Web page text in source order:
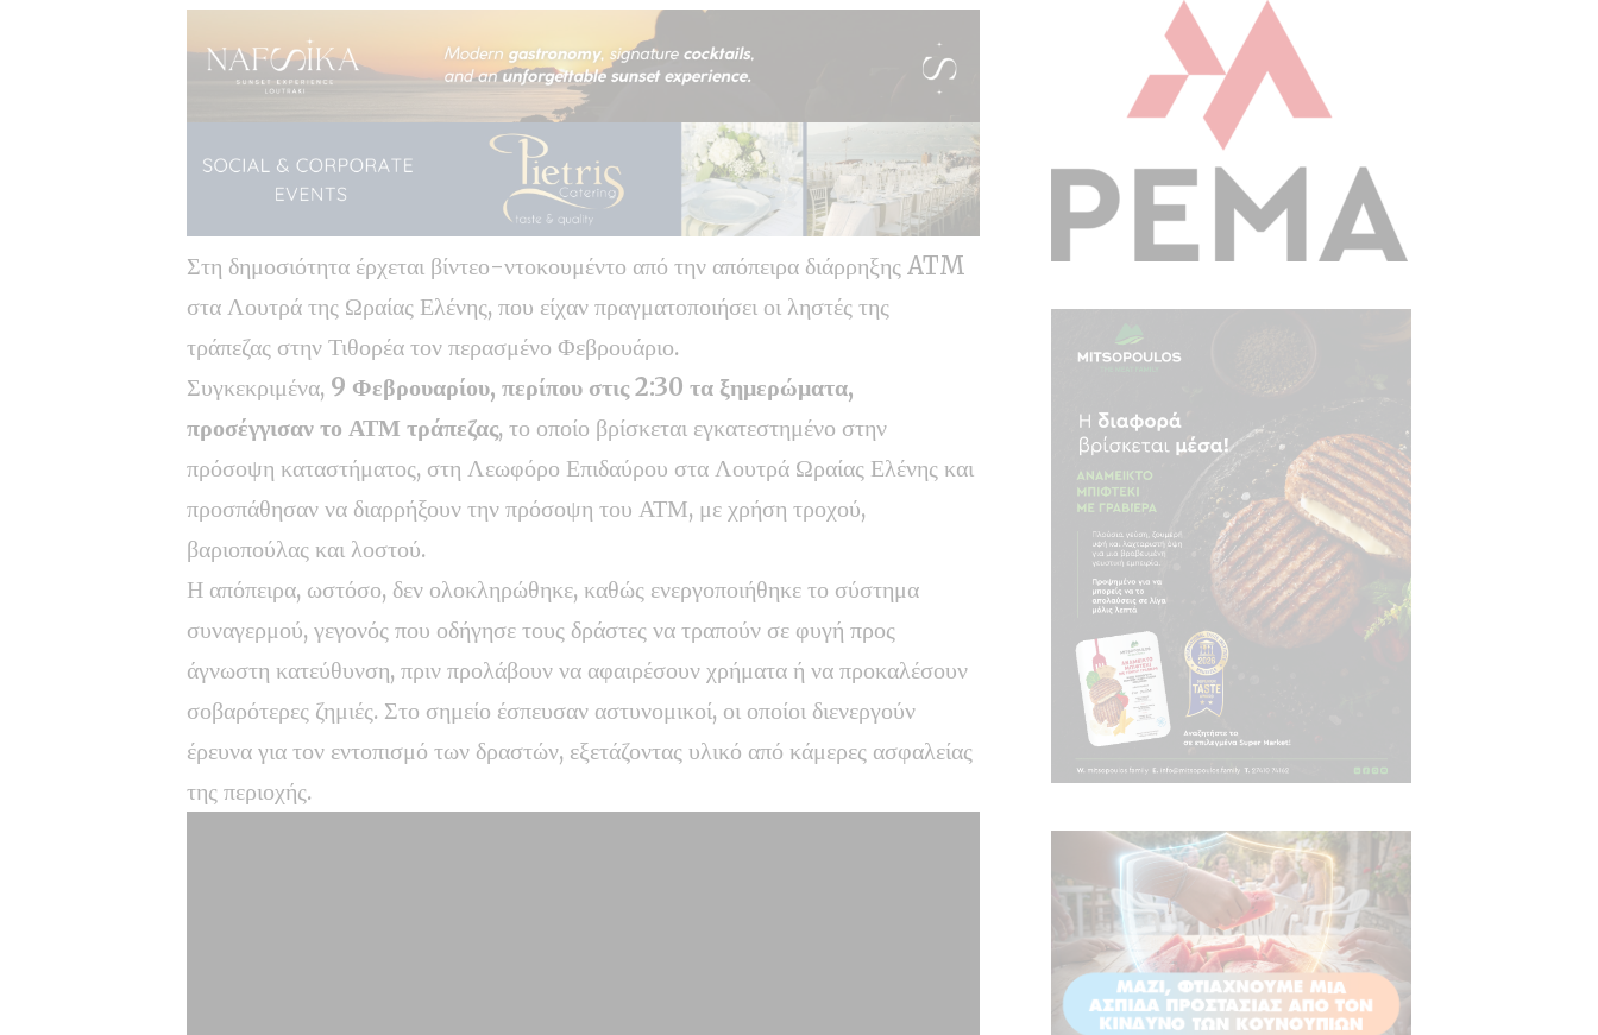
Στη δημοσιότητα έρχεται βίντεο-ντοκουμέντο από την απόπειρα διάρρηξης ATM
στα Λουτρά της Ωραίας Ελένης, που είχαν πραγματοποιήσει οι ληστές της
τράπεζας στην Τιθορέα τον περασμένο Φεβρουάριο.
Συγκεκριμένα, 9 Φεβρουαρίου, περίπου στις 2:30 τα ξημερώματα,
προσέγγισαν το ΑΤΜ τράπεζας, το οποίο βρίσκεται εγκατεστημένο στην
πρόσοψη καταστήματος, στη Λεωφόρο Επιδαύρου στα Λουτρά Ωραίας Ελένης και
προσπάθησαν να διαρρήξουν την πρόσοψη του ΑΤΜ, με χρήση τροχού,
βαριοπούλας και λοστού.
Η απόπειρα, ωστόσο, δεν ολοκληρώθηκε, καθώς ενεργοποιήθηκε το σύστημα
συναγερμού, γεγονός που οδήγησε τους δράστες να τραπούν σε φυγή προς
άγνωστη κατεύθυνση, πριν προλάβουν να αφαιρέσουν χρήματα ή να προκαλέσουν
σοβαρότερες ζημιές. Στο σημείο έσπευσαν αστυνομικοί, οι οποίοι διενεργούν
έρευνα για τον εντοπισμό των δραστών, εξετάζοντας υλικό από κάμερες ασφαλείας
της περιοχής.